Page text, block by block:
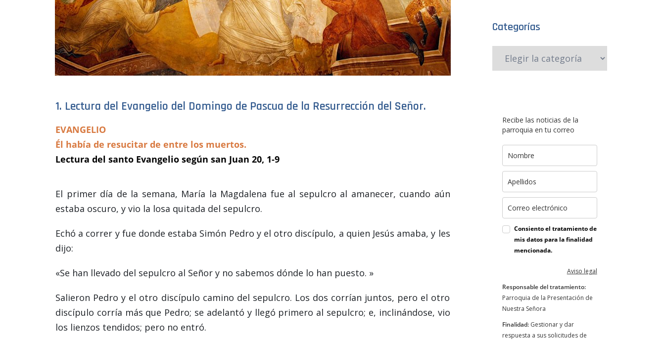
1. Lectura del Evangelio del Domingo de Pascua de la Resurrección del Señor.
EVANGELIO
Él había de resucitar de entre los muertos.
Lectura del santo Evangelio según san Juan 20, 1-9
El primer día de la semana, María la Magdalena fue al sepulcro al amanecer, cuando aún
estaba oscuro, y vio la losa quitada del sepulcro.
Echó a correr y fue donde estaba Simón Pedro y el otro discípulo, a quien Jesús amaba, y les
dijo:
«Se han llevado del sepulcro al Señor y no sabemos dónde lo han puesto. »
Salieron Pedro y el otro discípulo camino del sepulcro. Los dos corrían juntos, pero el otro
discípulo corría más que Pedro; se adelantó y llegó primero al sepulcro; e, inclinándose, vio
los lienzos tendidos; pero no entró.
Categorías
Recibe las noticias de la
parroquia en tu correo
Consiento el tratamiento de
mis datos para la finalidad
mencionada.
Aviso legal
Responsable del tratamiento:
Parroquia de la Presentación de
Nuestra Señora
Finalidad:Gestionar y dar
respuesta a sus solicitudes de